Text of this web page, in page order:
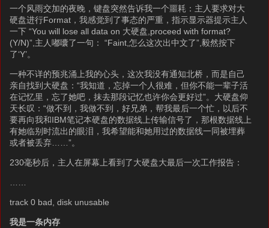
一个风雨交加的夜晚，键盘突然告诉我一个噩耗：主人要求对大
硬盘进行Format，我感觉到了事态的严重，指示显示器提示主人
一下 “You will lose all data on 大硬盘,proceed with format?
(Y/N)”,主人嘟囔了一句： “Faint,怎么这次出中文了”,毅然按下
了‘Y’。
一种不详的预兆涌上我的心头，这次我没有通知北桥，而是自己
亲自找到大硬盘：“我知道，忘掉一个人很难，但你不能一辈子活
在记忆里，忘了她吧，抹去那段记忆也许你会更好过”。大硬盘仰
天长叹：“做不到，我做不到，好兄弟，帮我最后一个忙，以后不
要再向我和IBM笔记本硬盘的数据线上传输信号了，那根数据线上
有她临别时流出的眼泪，我希望能和她用过的数据线一同被埋葬
或者被丢弃……”。
230毫秒后，主人在屏幕上看到了大硬盘大最后一次工作报告：
track 0 bad, disk unusable
我是一条内存